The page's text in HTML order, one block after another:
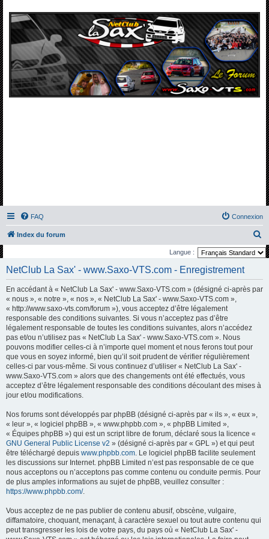
FAQ Connexion
Index du forum
e
Langue :
NetClub La Sax' - www.Saxo-VTS.com - Enregistrement
En accédant à « NetClub La Sax' - www.Saxo-VTS.com » (désigné ci-après par
« nous », « notre », « nos », « NetClub La Sax' - www.Saxo-VTS.com »,
« http://www.saxo-vts.com/forum »), vous acceptez d’être légalement
responsable des conditions suivantes. Si vous n’acceptez pas d’être
légalement responsable de toutes les conditions suivantes, alors n’accédez
pas et/ou n’utilisez pas « NetClub La Sax' - www.Saxo-VTS.com ». Nous
pouvons modifier celles-ci à n’importe quel moment et nous ferons tout pour
que vous en soyez informé, bien qu’il soit prudent de vérifier régulièrement
celles-ci par vous-même. Si vous continuez d’utiliser « NetClub La Sax' -
www.Saxo-VTS.com » alors que des changements ont été effectués, vous
acceptez d’être légalement responsable des conditions découlant des mises à
jour et/ou modifications.
Nos forums sont développés par phpBB (désigné ci-après par « ils », « eux »,
« leur », « logiciel phpBB », « www.phpbb.com », « phpBB Limited »,
« Équipes phpBB ») qui est un script libre de forum, déclaré sous la licence «
GNU General Public License v2 » (désigné ci-après par « GPL ») et qui peut
être téléchargé depuis www.phpbb.com. Le logiciel phpBB facilite seulement
les discussions sur Internet. phpBB Limited n’est pas responsable de ce que
nous acceptons ou n’acceptons pas comme contenu ou conduite permis. Pour
de plus amples informations au sujet de phpBB, veuillez consulter :
https://www.phpbb.com/.
Vous acceptez de ne pas publier de contenu abusif, obscène, vulgaire,
diffamatoire, choquant, menaçant, à caractère sexuel ou tout autre contenu qui
peut transgresser les lois de votre pays, du pays où « NetClub La Sax' -